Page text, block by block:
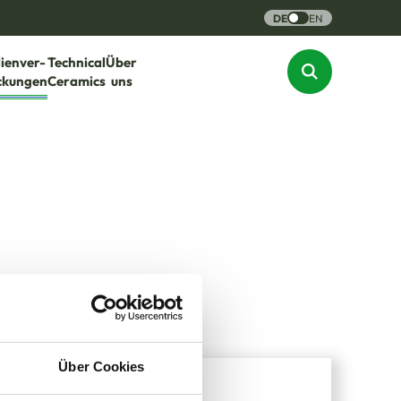
Über Cookies
DE EN
Technical
Ceramics
Über
uns